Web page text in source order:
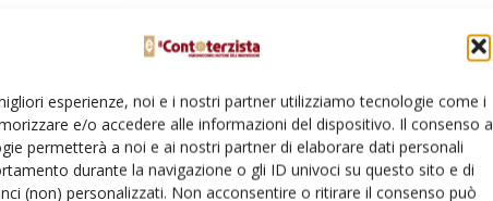
esperienze, noi e i nostri partner utilizziamo tecnologie come i
e/o accedere alle informazioni del dispositivo. Il consenso a
permetterà a noi e ai nostri partner di elaborare dati personali
durante la navigazione o gli ID univoci su questo sito e di
(non) personalizzati. Non acconsentire o ritirare il consenso può
diretti dal 16 ottobre al 30